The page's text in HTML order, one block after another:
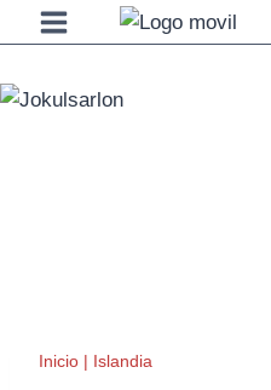
Saltar
al
contenido
Inicio | Islandia